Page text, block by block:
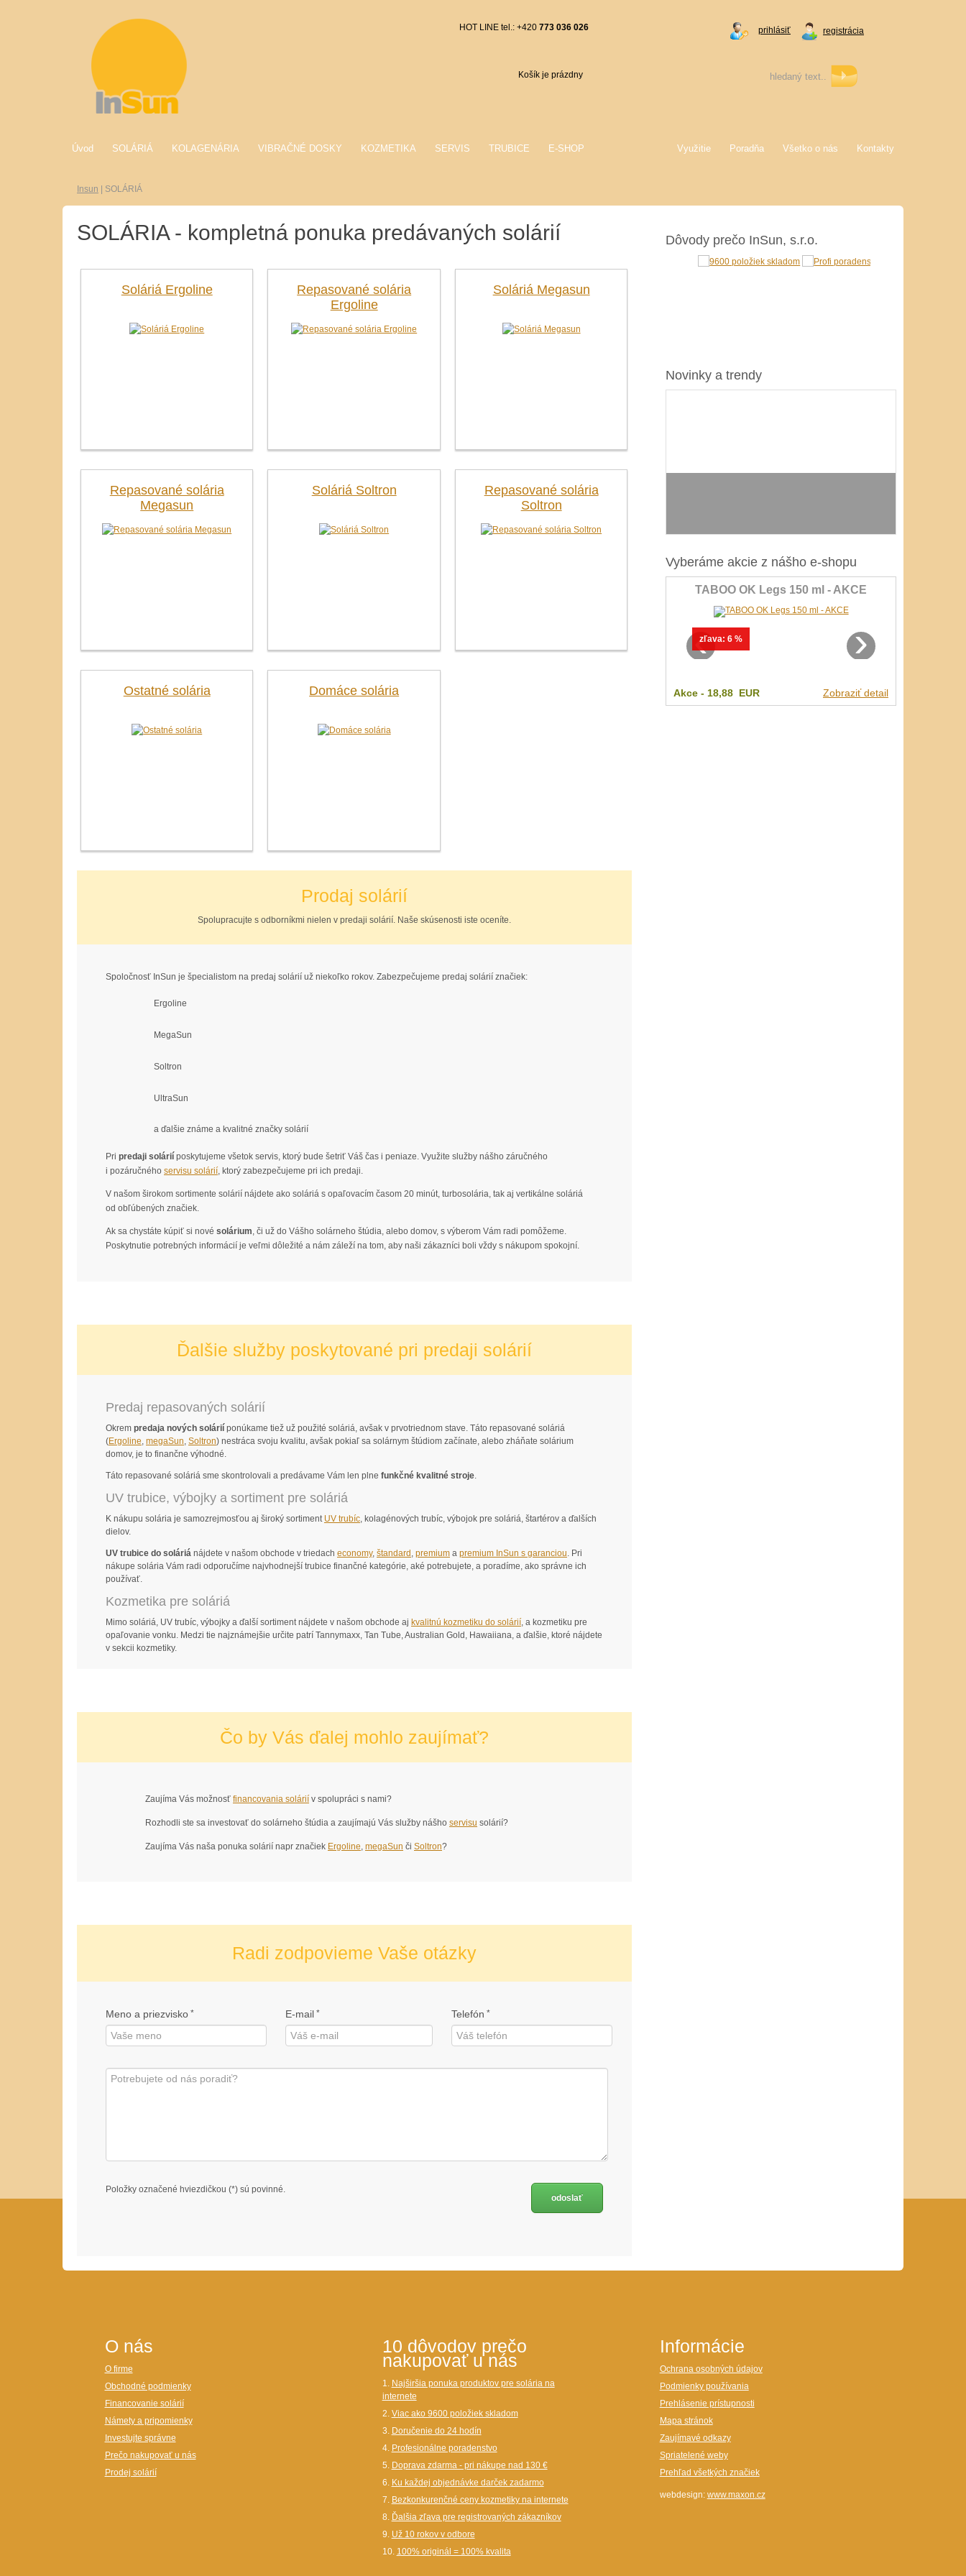
registrácia
prihlásiť
HOT LINE tel.: +420 773 036 026
Košík je prázdny
Úvod SOLÁRIÁ KOLAGENÁRIA VIBRAČNÉ DOSKY KOZMETIKA SERVIS TRUBICE E-SHOP Kontakty
Všetko o nás
Poradňa
Využitie
Insun SOLÁRIÁ
SOLÁRIA - kompletná ponuka predávaných solárií
Soláriá Ergoline
Repasované solária
Ergoline
Soláriá Megasun
Repasované solária
Megasun
Soláriá Soltron
Repasované solária
Soltron
Ostatné solária Domáce solária
Prodaj solárií
Spolupracujte s odborníkmi nielen v predaji solárií. Naše skúsenosti iste oceníte.
Spoločnosť InSun je špecialistom na predaj solárií už niekoľko rokov. Zabezpečujeme predaj solárií značiek:
Ergoline
MegaSun
Soltron
UltraSun
a ďalšie známe a kvalitné značky solárií
Pri predaji solárií poskytujeme všetok servis, ktorý bude šetriť Váš čas i peniaze. Využite služby nášho záručného
i pozáručného servisu solárií, ktorý zabezpečujeme pri ich predaji.
V našom širokom sortimente solárií nájdete ako soláriá s opaľovacím časom 20 minút, turbosolária, tak aj vertikálne soláriá
od obľúbených značiek.
Ak sa chystáte kúpiť si nové solárium, či už do Vášho solárneho štúdia, alebo domov, s výberom Vám radi pomôžeme.
Poskytnutie potrebných informácií je veľmi dôležité a nám záleží na tom, aby naši zákazníci boli vždy s nákupom spokojní.
Ďalšie služby poskytované pri predaji solárií
Predaj repasovaných solárií
Okrem predaja nových solárií ponúkame tiež už použité soláriá, avšak v prvotriednom stave. Táto repasované soláriá
(Ergoline, megaSun, Soltron) nestráca svoju kvalitu, avšak pokiaľ sa solárnym štúdiom začínate, alebo zháňate solárium
domov, je to finančne výhodné.
Táto repasované soláriá sme skontrolovali a predávame Vám len plne funkčné kvalitné stroje.
UV trubice, výbojky a sortiment pre soláriá
K nákupu solária je samozrejmosťou aj široký sortiment UV trubíc, kolagénových trubíc, výbojok pre soláriá, štartérov a ďalších
dielov.
UV trubice do soláriá nájdete v našom obchode v triedach economy, štandard , premium a premium InSun s garanciou. Pri
nákupe solária Vám radi odporučíme najvhodnejší trubice finančné kategórie, aké potrebujete, a poradíme, ako správne ich
používať.
Kozmetika pre soláriá
Mimo soláriá, UV trubíc, výbojky a ďalší sortiment nájdete v našom obchode aj kvalitnú kozmetiku do solárií, a kozmetiku pre
opaľovanie vonku. Medzi tie najznámejšie určite patrí Tannymaxx, Tan Tube, Australian Gold, Hawaiiana, a ďalšie, ktoré nájdete
v sekcii kozmetiky.
Čo by Vás ďalej mohlo zaujímať?
Zaujíma Vás možnosť financovania solárií v spolupráci s nami?
Rozhodli ste sa investovať do solárneho štúdia a zaujímajú Vás služby nášho servisu solárií?
Zaujíma Vás naša ponuka solárií napr značiek Ergoline, megaSun či Soltron?
Radi zodpovieme Vaše otázky
Meno a priezvisko * E-mail * Telefón *
Položky označené hviezdičkou (*) sú povinné.
Dôvody prečo InSun, s.r.o.
Novinky a trendy
Vyberáme akcie z nášho e-shopu
TABOO OK Legs 150 ml - AKCE
zľava: 6 %
‹ ›
Akce - 18,88 EUR Zobraziť detail
O nás
O firme
Obchodné podmienky
Financovanie solárií
Námety a pripomienky
Investujte správne
Prečo nakupovať u nás
Prodej solárií
10 dôvodov prečo
nakupovať u nás
1. Najširšia ponuka produktov pre solária na
internete
2. Viac ako 9600 položiek skladom
3. Doručenie do 24 hodín
4. Profesionálne poradenstvo
5. Doprava zdarma - pri nákupe nad 130 €
6. Ku každej objednávke darček zadarmo
7. Bezkonkurenčné ceny kozmetiky na internete
8. Ďalšia zľava pre registrovaných zákazníkov
9. Už 10 rokov v odbore
10. 100% originál = 100% kvalita
Informácie
Ochrana osobných údajov
Podmienky používania
Prehlásenie prístupnosti
Mapa stránok
Zaujímavé odkazy
Spriatelené weby
Prehľad všetkých značiek
webdesign: www.maxon.cz